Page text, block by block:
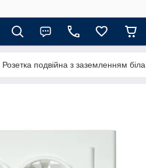
Розетка подвійна з заземленням